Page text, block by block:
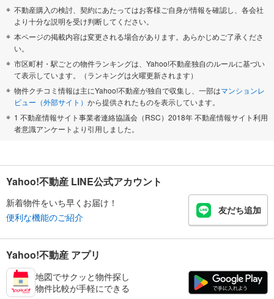
不動産購入の検討、契約にあたってはお客様ご自身が情報を確認し、各会社
より十分な説明を受け判断してください。
本ページの掲載内容は変更される場合があります。あらかじめご了承くださ
い。
市区町村・駅ごとの物件ランキングは、Yahoo!不動産独自のルールに基づい
て表示しています。（ランキングは火曜更新されます）
物件クチコミ情報は主にYahoo!不動産が独自で収集し、一部はマンションレ
ビュー（外部サイト） から提供されたものを表示しています。
1 不動産情報サイト事業者連絡協議会（RSC）2018年 不動産情報サイト利用
者意識アンケートより引用しました。
Yahoo!不動産 LINE公式アカウント
新着物件をいち早くお届け！
便利な機能のご紹介
友だち追加
Yahoo!不動産 アプリ
地図でサクッと物件探し
物件比較が手軽にできる